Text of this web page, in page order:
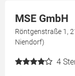
MSE GmbH
Röntgenstraße 1,
Niendorf)
4